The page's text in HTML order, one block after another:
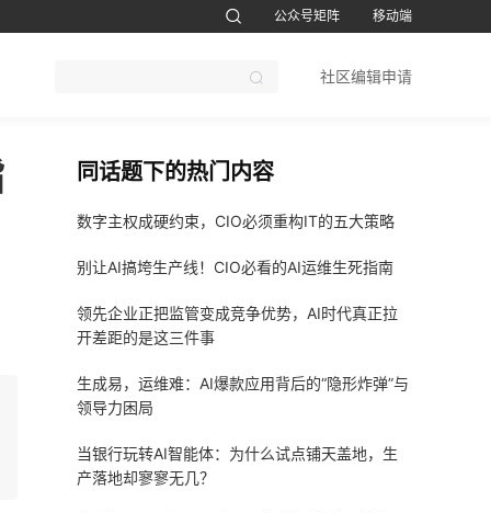
公众号矩阵
移动端
社区编辑申请
同话题下的热门内容
数字主权成硬约束，CIO必须重构IT的五大策略
别让AI搞垮生产线！CIO必看的AI运维生死指南
领先企业正把监管变成竞争优势，AI时代真正拉
开差距的是这三件事
生成易，运维难：AI爆款应用背后的“隐形炸弹”与
领导力困局
当银行玩转AI智能体：为什么试点铺天盖地，生
产落地却寥寥无几？